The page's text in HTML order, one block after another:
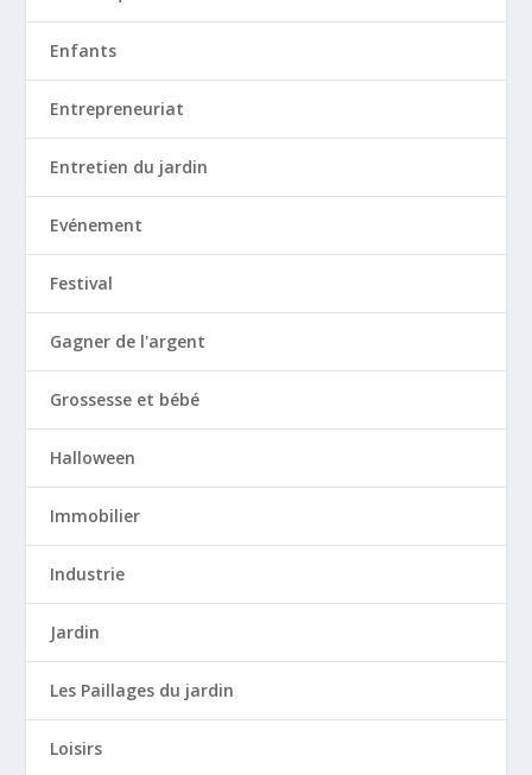
Enfants
Entrepreneuriat
Entretien du jardin
Evénement
Festival
Gagner de l'argent
Grossesse et bébé
Halloween
Immobilier
Industrie
Jardin
Les Paillages du jardin
Loisirs